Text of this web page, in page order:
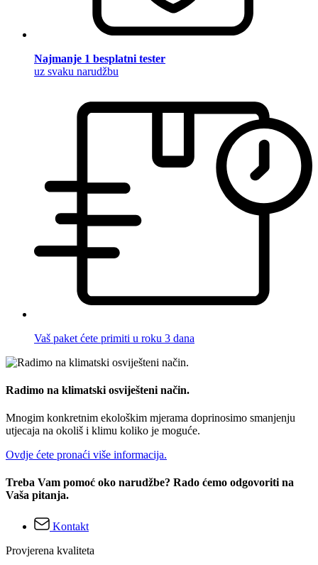
Najmanje 1 besplatni tester
uz svaku narudžbu
Vaš paket ćete primiti u roku 3 dana
Radimo na klimatski osviješteni način.
Mnogim konkretnim ekološkim mjerama doprinosimo smanjenju
utjecaja na okoliš i klimu koliko je moguće.
Ovdje ćete pronaći više informacija.
Treba Vam pomoć oko narudžbe? Rado ćemo odgovoriti na
Vaša pitanja.
Kontakt
Provjerena kvaliteta